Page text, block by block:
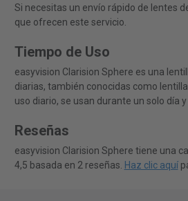
Si necesitas un envío rápido de lentes
que ofrecen este servicio.
Tiempo de Uso
easyvision Clarision Sphere es una
diarias, también conocidas como
uso diario, se usan durante un solo día
Reseñas
easyvision Clarision Sphere tiene una
4,5 basada en 2 reseñas. Haz clic aquí